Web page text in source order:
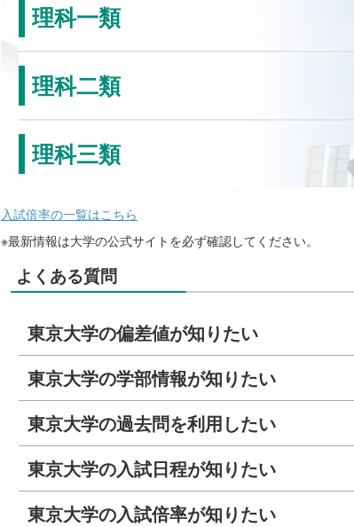
理科一類
理科二類
理科三類
入試倍率の一覧はこちら
※最新情報は大学の公式サイトを必ず確認してください。
よくある質問
東京大学の偏差値が知りたい
東京大学の学部情報が知りたい
東京大学の過去問を利用したい
東京大学の入試日程が知りたい
東京大学の入試倍率が知りたい